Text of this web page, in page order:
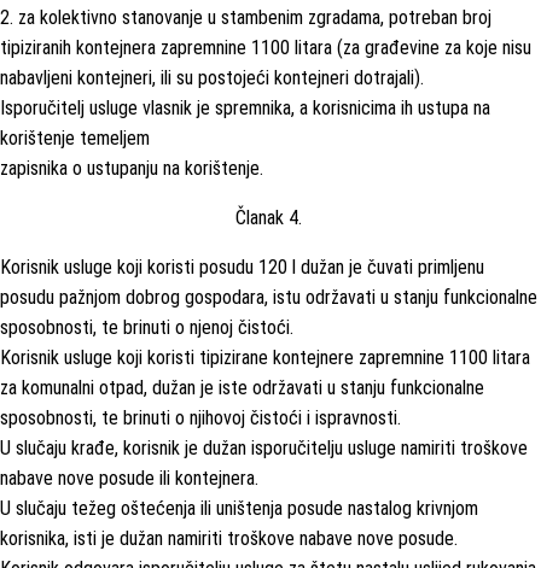
2. za kolektivno stanovanje u stambenim zgradama, potreban broj
tipiziranih kontejnera zapremnine 1100 litara (za građevine za koje nisu
nabavljeni kontejneri, ili su postojeći kontejneri dotrajali).
Isporučitelj usluge vlasnik je spremnika, a korisnicima ih ustupa na
korištenje temeljem
zapisnika o ustupanju na korištenje.
Članak 4.
Korisnik usluge koji koristi posudu 120 l dužan je čuvati primljenu
posudu pažnjom dobrog gospodara, istu održavati u stanju funkcionalne
sposobnosti, te brinuti o njenoj čistoći.
Korisnik usluge koji koristi tipizirane kontejnere zapremnine 1100 litara
za komunalni otpad, dužan je iste održavati u stanju funkcionalne
sposobnosti, te brinuti o njihovoj čistoći i ispravnosti.
U slučaju krađe, korisnik je dužan isporučitelju usluge namiriti troškove
nabave nove posude ili kontejnera.
U slučaju težeg oštećenja ili uništenja posude nastalog krivnjom
korisnika, isti je dužan namiriti troškove nabave nove posude.